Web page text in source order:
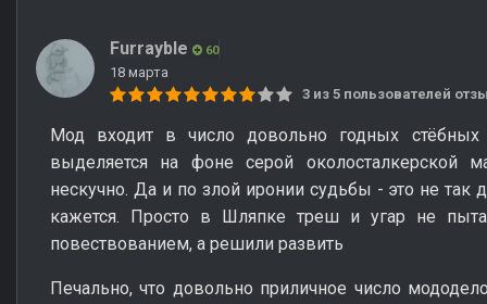
Furrayble 60
18 марта
3 из 5 пользователей
Мод входит в число довольно годных
выделяется на фоне серой
нескучно. Да и по злой иронии судьбы - это не так
кажется. Просто в Шляпке треш и угар не
повествованием, а решили развить
Печально, что довольно приличное число